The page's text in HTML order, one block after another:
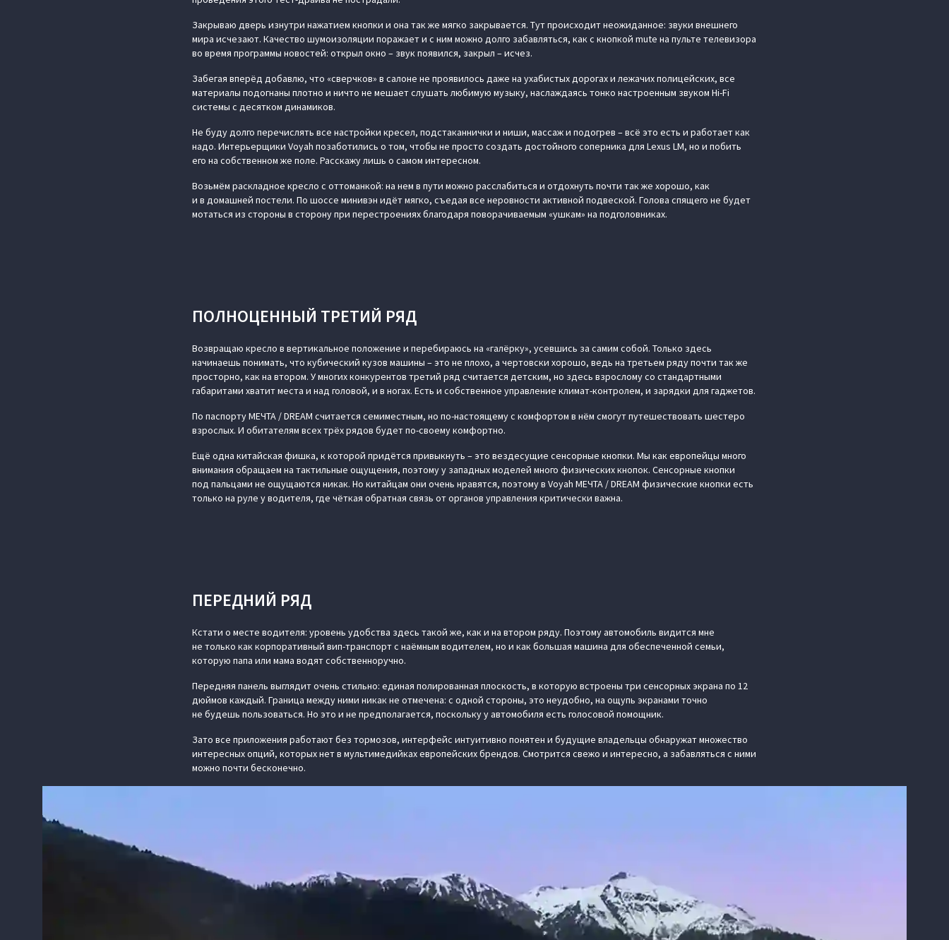
Закрываю дверь изнутри нажатием кнопки и она так же мягко закрывается. Тут происходит неожиданное: звуки внешнего
мира исчезают. Качество шумоизоляции поражает и с ним можно долго забавляться, как с кнопкой mute на пульте телевизора
во время программы новостей: открыл окно – звук появился, закрыл – исчез.
Забегая вперёд добавлю, что «сверчков» в салоне не проявилось даже на ухабистых дорогах и лежачих полицейских, все
материалы подогнаны плотно и ничто не мешает слушать любимую музыку, наслаждаясь тонко настроенным звуком Hi-Fi
системы с десятком динамиков.
Не буду долго перечислять все настройки кресел, подстаканнички и ниши, массаж и подогрев – всё это есть и работает как
надо. Интерьерщики Voyah позаботились о том, чтобы не просто создать достойного соперника для Lexus LM, но и побить
его на собственном же поле. Расскажу лишь о самом интересном.
Возьмём раскладное кресло с оттоманкой: на нем в пути можно расслабиться и отдохнуть почти так же хорошо, как
и в домашней постели. По шоссе минивэн идёт мягко, съедая все неровности активной подвеской. Голова спящего не будет
мотаться из стороны в сторону при перестроениях благодаря поворачиваемым «ушкам» на подголовниках.
ПОЛНОЦЕННЫЙ ТРЕТИЙ РЯД
Возвращаю кресло в вертикальное положение и перебираюсь на «галёрку», усевшись за самим собой. Только здесь
начинаешь понимать, что кубический кузов машины – это не плохо, а чертовски хорошо, ведь на третьем ряду почти так же
просторно, как на втором. У многих конкурентов третий ряд считается детским, но здесь взрослому со стандартными
габаритами хватит места и над головой, и в ногах. Есть и собственное управление климат-контролем, и зарядки для гаджетов.
По паспорту МЕЧТА / DREAM считается семиместным, но по-настоящему с комфортом в нём смогут путешествовать шестеро
взрослых. И обитателям всех трёх рядов будет по-своему комфортно.
Ещё одна китайская фишка, к которой придётся привыкнуть – это вездесущие сенсорные кнопки. Мы как европейцы много
внимания обращаем на тактильные ощущения, поэтому у западных моделей много физических кнопок. Сенсорные кнопки
под пальцами не ощущаются никак. Но китайцам они очень нравятся, поэтому в Voyah МЕЧТА / DREAM физические кнопки есть
только на руле у водителя, где чёткая обратная связь от органов управления критически важна.
ПЕРЕДНИЙ РЯД
Кстати о месте водителя: уровень удобства здесь такой же, как и на втором ряду. Поэтому автомобиль видится мне
не только как корпоративный вип-транспорт с наёмным водителем, но и как большая машина для обеспеченной семьи,
которую папа или мама водят собственноручно.
Передняя панель выглядит очень стильно: единая полированная плоскость, в которую встроены три сенсорных экрана по 12
дюймов каждый. Граница между ними никак не отмечена: с одной стороны, это неудобно, на ощупь экранами точно
не будешь пользоваться. Но это и не предполагается, поскольку у автомобиля есть голосовой помощник.
Зато все приложения работают без тормозов, интерфейс интуитивно понятен и будущие владельцы обнаружат множество
интересных опций, которых нет в мультимедийках европейских брендов. Смотрится свежо и интересно, а забавляться с ними
можно почти бесконечно.